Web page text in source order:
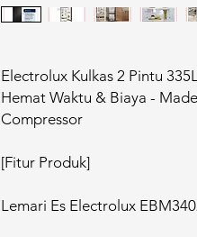
Electrolux Kulkas 2 Pintu
Hemat Waktu & Biaya -
Compressor
[Fitur Produk]
Lemari Es Electrolux